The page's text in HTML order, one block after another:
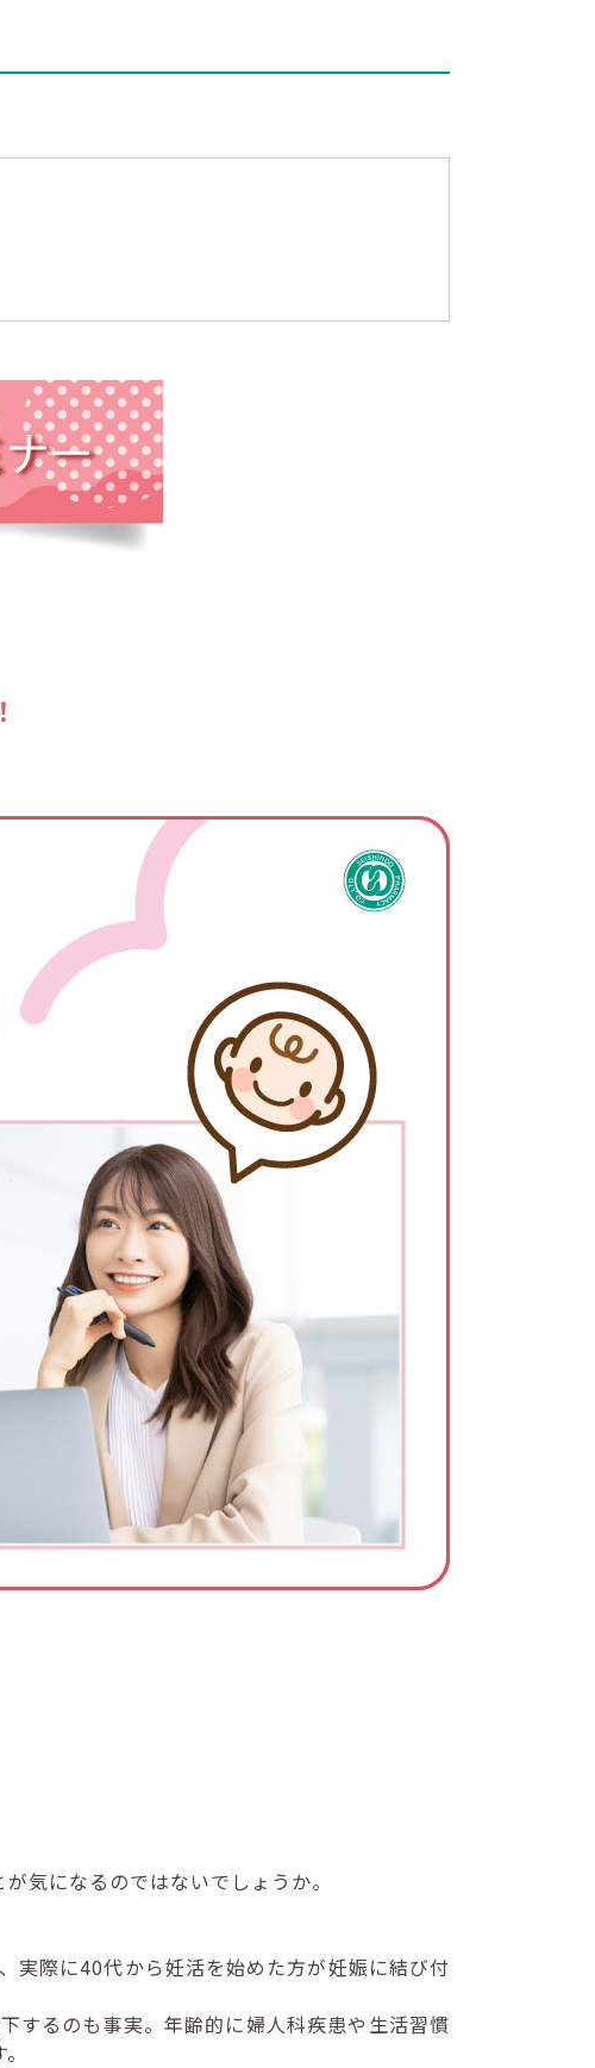
気になるのではないでしょうか。
実際に40代から妊活を始めた方が妊娠に結び付
するのも事実。年齢的に婦人科疾患や生活習慣